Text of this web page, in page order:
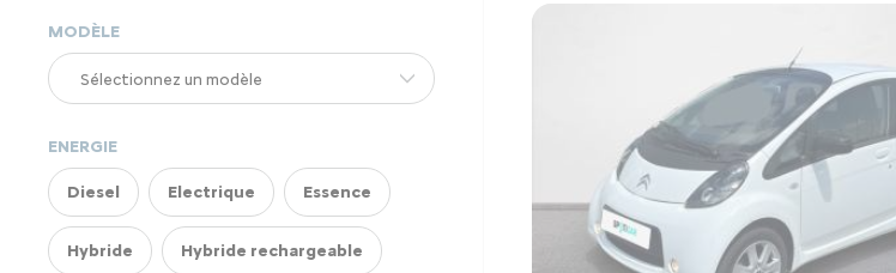
MODÈLE
ENERGIE
Diesel Electrique Essence
Hybride Hybride rechargeable